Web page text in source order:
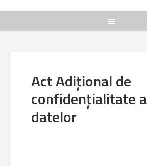
Act Adițional de
confidențialitate a
datelor